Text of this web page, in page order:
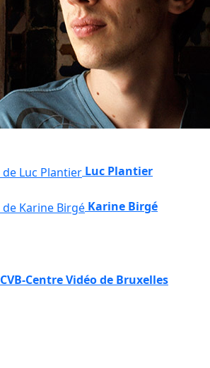
Luc Plantier
Karine Birgé
CVB-Centre Vidéo de Bruxelles